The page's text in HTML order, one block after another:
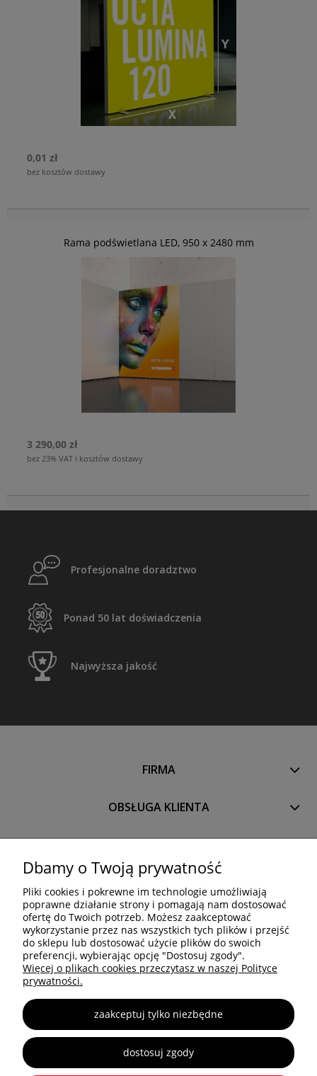
0,01 zł
bez kosztów dostawy
Rama podświetlana LED, 950 x 2480 mm
3 290,00 zł
bez 23% VAT i kosztów dostawy
Profesjonalne doradztwo
Ponad 50 lat doświadczenia
Najwyższa jakość
FIRMA
OBSŁUGA KLIENTA
OCTANORM SYSTEM Polska Sp. z o.o. Sp. k.
Trakt Brzeski 83
05-077 Warszawa
Tel: +48 22 773 03 50
info@octa.pl
www.octanorm.pl
Copyright © 2025 OCTANORM
Dbamy o Twoją prywatność
Pliki cookies i pokrewne im technologie umożliwiają
poprawne działanie strony i pomagają nam dostosować
ofertę do Twoich potrzeb. Możesz zaakceptować
wykorzystanie przez nas wszystkich tych plików i przejść
do sklepu lub dostosować użycie plików do swoich
preferencji, wybierając opcję "Dostosuj zgody".
Więcej o plikach cookies przeczytasz w naszej Polityce
prywatności.
zaakceptuj tylko niezbędne
dostosuj zgody